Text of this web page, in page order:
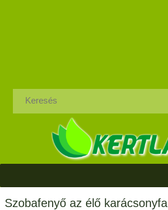
Szobafenyő az élő karácsonyfa